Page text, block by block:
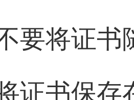
要将证书
证书保存